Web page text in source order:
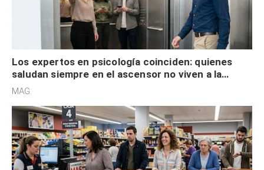
Los expertos en psicología coinciden: quienes
saludan siempre en el ascensor no viven a la
defensiva y tienen apertura social
MAG.